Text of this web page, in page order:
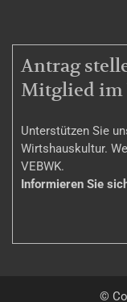
Antrag
Mitglied im
Unterstützen Sie
Wirtshauskultur.
VEBWK.
Informieren Sie
©